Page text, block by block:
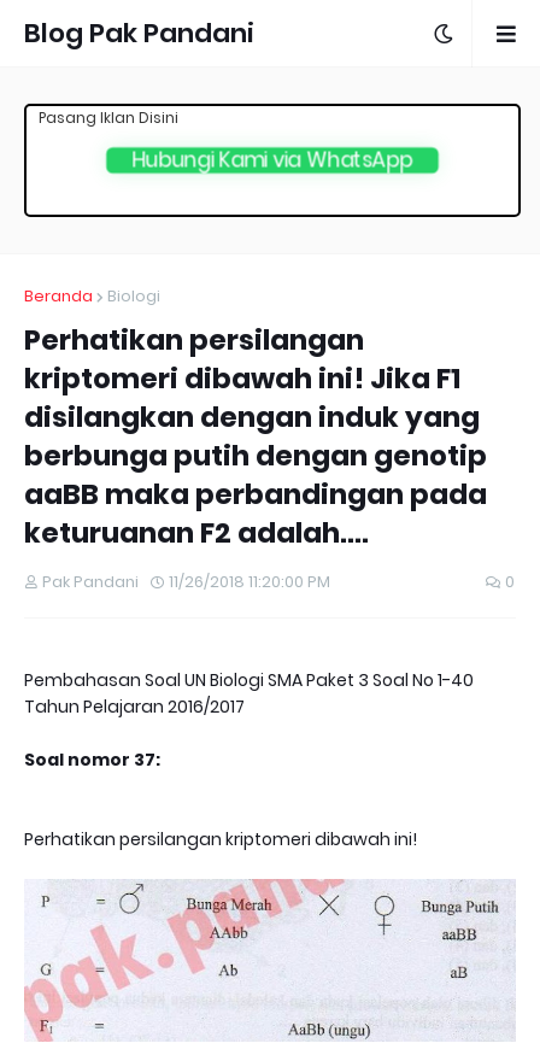
Blog Pak Pandani
Hubungi Kami via WhatsApp
Pasang Iklan Disini
Beranda Biologi
Perhatikan persilangan
kriptomeri dibawah ini! Jika F1
disilangkan dengan induk yang
berbunga putih dengan genotip
aaBB maka perbandingan pada
keturuanan F2 adalah....
Pak Pandani 11/26/2018 11:20:00 PM 0
Pembahasan Soal UN Biologi SMA Paket 3 Soal No 1-40
Tahun Pelajaran 2016/2017
Soal nomor 37:
Perhatikan persilangan kriptomeri dibawah ini!